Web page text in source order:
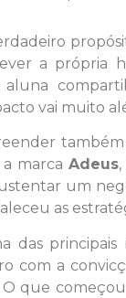
a própria
vai muito
marca Adeus,
um
as
das
com a
O que